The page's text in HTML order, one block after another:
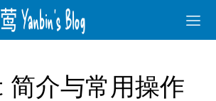
简介与常用操作